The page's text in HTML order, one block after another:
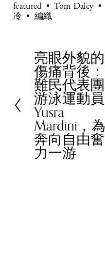
featured Tom Daley
冷
編織
P
r
e
v
i
o
u
s
亮眼外貌的
傷痛背後：
難民代表團
游泳運動員
Yusra
Mardini，為
奔向自由奮
力一游